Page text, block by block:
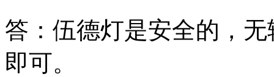
答：伍德灯是安全的，
即可。